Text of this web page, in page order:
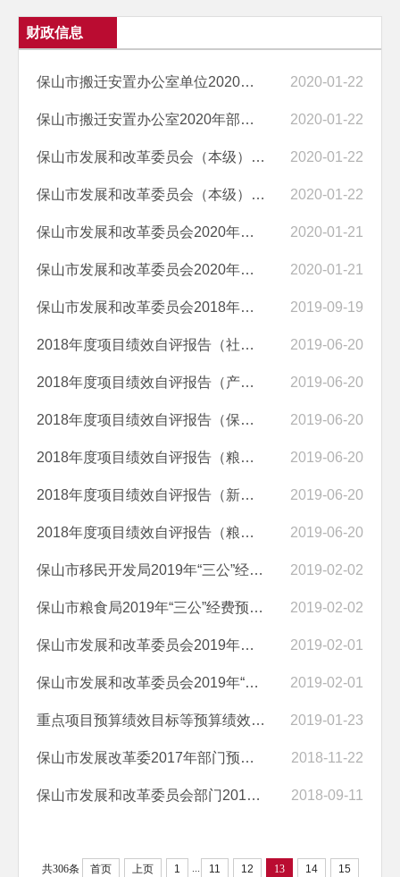
财政信息
保山市搬迁安置办公室单位2020年部门预算 “三公”经费编制说明 2020-01-22
保山市搬迁安置办公室2020年部门预算编制说明 2020-01-22
保山市发展和改革委员会（本级）2020年部门预算“三公”经费编制说明 2020-01-22
保山市发展和改革委员会（本级）2020年部门预算编制说明 2020-01-22
保山市发展和改革委员会2020年部门预算“三公”经费编制说明 2020-01-21
保山市发展和改革委员会2020年部门预算编制说明 2020-01-21
保山市发展和改革委员会2018年度部门决算 2019-09-19
2018年度项目绩效自评报告（社会信用体系建设项目经费） 2019-06-20
2018年度项目绩效自评报告（产业建设、县域经济、桥头堡建设等办公室工... 2019-06-20
2018年度项目绩效自评报告（保山市发改委项目前期工作经费项目） 2019-06-20
2018年度项目绩效自评报告（粮油质量监测工作经费） 2019-06-20
2018年度项目绩效自评报告（新增市级储备粮利费补贴） 2019-06-20
2018年度项目绩效自评报告（粮食安全管理经费） 2019-06-20
保山市移民开发局2019年“三公”经费预算说明 2019-02-02
保山市粮食局2019年“三公”经费预算情况说明 2019-02-02
保山市发展和改革委员会2019年部门预算编制说明 2019-02-01
保山市发展和改革委员会2019年“三公”经费预算增减变化情况说明 2019-02-01
重点项目预算绩效目标等预算绩效情况说明 2019-01-23
保山市发展改革委2017年部门预算公开机关运行经费安排情况说明 2018-11-22
保山市发展和改革委员会部门2017年度部门决算 2018-09-11
共306条 首页 上页 1 ... 11 12 13 14 15